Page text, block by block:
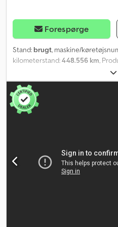
Forespørge
Stand: brugt, maskine/
kilometerstand:448.556 km ,
referencenummeret ved
Lastbilspecifikationer:
448.556 km I-Shift automatgear
Euro 4 motor Forhjulsaffjedring:
(se billeder) Samlet ladlængde
370.11/8S Certificeret til: 05/2027
udskiftet 8 hydrauliske udskud 1
(defekt) 4 støtteben